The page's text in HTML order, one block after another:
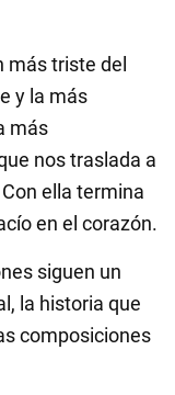
más triste del
y la más
más
nos traslada a
ella termina
en el corazón.
siguen un
la historia que
composiciones